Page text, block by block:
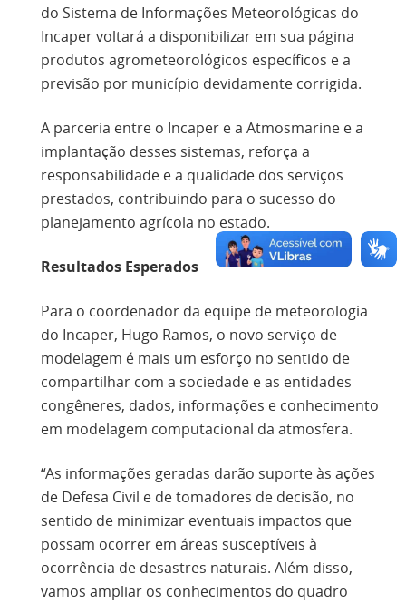
do Sistema de Informações Meteorológicas do
Incaper voltará a disponibilizar em sua página
produtos agrometeorológicos específicos e a
previsão por município devidamente corrigida.
A parceria entre o Incaper e a Atmosmarine e a
implantação desses sistemas, reforça a
responsabilidade e a qualidade dos serviços
prestados, contribuindo para o sucesso do
planejamento agrícola no estado.
Resultados Esperados
Para o coordenador da equipe de meteorologia
do Incaper, Hugo Ramos, o novo serviço de
modelagem é mais um esforço no sentido de
compartilhar com a sociedade e as entidades
congêneres, dados, informações e conhecimento
em modelagem computacional da atmosfera.
“As informações geradas darão suporte às ações
de Defesa Civil e de tomadores de decisão, no
sentido de minimizar eventuais impactos que
possam ocorrer em áreas susceptíveis à
ocorrência de desastres naturais. Além disso,
vamos ampliar os conhecimentos do quadro